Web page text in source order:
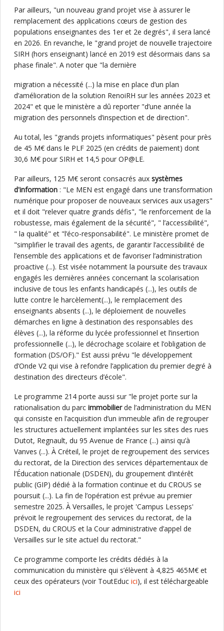
Par ailleurs, "un nouveau grand projet vise à assurer le
remplacement des applications cœurs de gestion des
populations enseignantes des 1er et 2e degrés", il sera lancé
en 2026. En revanche, le "grand projet de nouvelle trajectoire
SIRH (hors enseignant) lancé en 2019 est désormais dans sa
phase finale". A noter que "la dernière
migration a nécessité (...) la mise en place d’un plan
d’amélioration de la solution RenoiRH sur les années 2023 et
2024" et que le ministère a dû reporter "d’une année la
migration des personnels d’inspection et de direction".
Au total, les "grands projets informatiques" pèsent pour près
de 45 M€ dans le PLF 2025 (en crédits de paiement) dont
30,6 M€ pour SIRH et 14,5 pour OP@LE.
Par ailleurs, 125 M€ seront consacrés aux systèmes
d'information : "Le MEN est engagé dans une transformation
numérique pour proposer de nouveaux services aux usagers"
et il doit "relever quatre grands défis", "le renforcement de la
robustesse, mais également de la sécurité", " l’accessibilité",
" la qualité" et "l’éco-responsabilité". Le ministère promet de
"simplifier le travail des agents, de garantir l’accessibilité de
l’ensemble des applications et de favoriser l’administration
proactive (...). Est visée notamment la poursuite des travaux
engagés les dernières années concernant la scolarisation
inclusive de tous les enfants handicapés (...), les outils de
lutte contre le harcèlement(...), le remplacement des
enseignants absents (...), le déploiement de nouvelles
démarches en ligne à destination des responsables des
élèves (...), la réforme du lycée professionnel et l’insertion
professionnelle (...), le décrochage scolaire et l’obligation de
formation (DS/OF)." Est aussi prévu "le développement
d’Onde V2 qui vise à refondre l’application du premier degré à
destination des directeurs d’école".
Le programme 214 porte aussi sur "le projet porte sur la
rationalisation du parc immobilierde l’administration du MEN
qui consiste en l’acquisition d’un immeuble afin de regrouper
les structures actuellement implantées sur les sites des rues
Dutot, Regnault, du 95 Avenue de France (...) ainsi qu’à
Vanves (...). À Créteil, le projet de regroupement des services
du rectorat, de la Direction des services départementaux de
l’Éducation nationale (DSDEN), du groupement d’intérêt
public (GIP) dédié à la formation continue et du CROUS se
poursuit (...). La fin de l’opération est prévue au premier
semestre 2025. À Versailles, le projet 'Campus Lesseps'
prévoit le regroupement des services du rectorat, de la
DSDEN, du CROUS et la Cour administrative d’appel de
Versailles sur le site actuel du rectorat."
Ce programme comporte les crédits dédiés à la
communication du ministère qui s’élèvent à 4,825 465M€ et
ceux des opérateurs (voir ToutEduc ici), il est téléchargeable
ici